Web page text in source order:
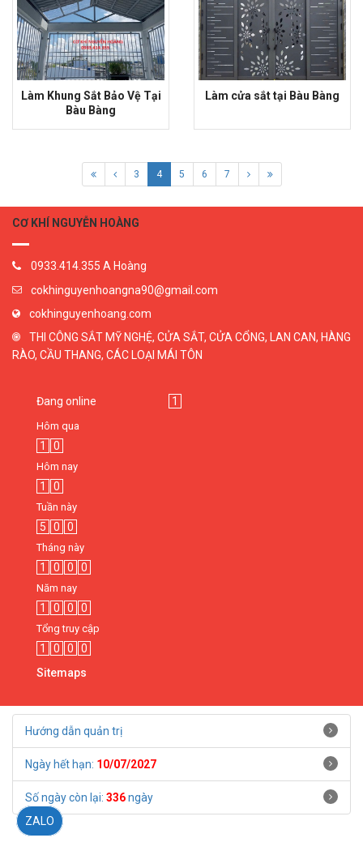
Làm Khung Sắt Bảo Vệ Tại
Bàu Bàng
Làm cửa sắt tại Bàu Bàng
3 4 5 6 7
CƠ KHÍ NGUYỄN HOÀNG
0933.414.355 A Hoàng
cokhinguyenhoangna90@gmail.com
cokhinguyenhoang.com
THI CÔNG SẮT MỸ NGHỆ, CỬA SẮT, CỬA CỔNG, LAN CAN, HÀNG
RÀO, CẦU THANG, CÁC LOẠI MÁI TÔN
Đang online 1
Hôm qua
1 0
Hôm nay
1 0
Tuần này
5 0 0
Tháng này
1 0 0 0
Năm nay
1 0 0 0
Tổng truy cập
1 0 0
0
Sitemaps
Hướng dẫn quản trị
Ngày hết hạn: 10/07/2027
Số ngày còn lại: 336ngày
ZALO